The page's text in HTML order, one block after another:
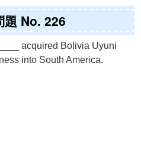
題 No. 226
acquired Bolivia Uyuni
into South America.